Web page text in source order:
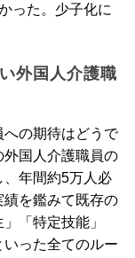
った。少子化に
外国人介護職
の期待はどうで
国人介護職員の
年間約5万人必
を鑑みて既存の
「特定技能」
いった全てのルー